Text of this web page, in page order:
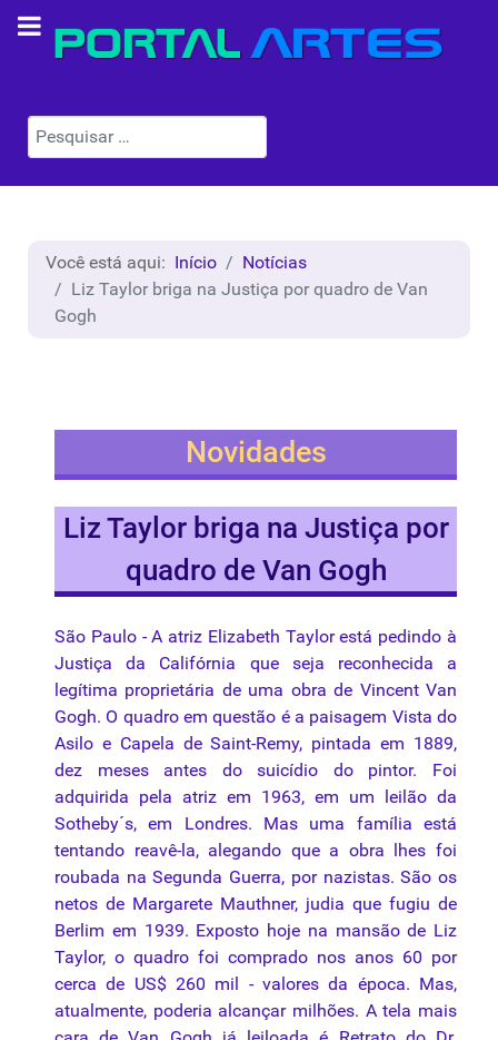
Pesquisar
Você está aqui: Início
Notícias
Liz Taylor briga na Justiça por quadro de Van
Gogh
Novidades
Liz Taylor briga na Justiça por
quadro de Van Gogh
São Paulo - A atriz Elizabeth Taylorestá pedindo à
Justiça
da Califórnia que seja reconhecida a
legítima proprietária de uma obra de Vincent Van
Gogh. O quadroemquestão éa paisagem Vista do
Asilo e Capela de Saint-Remy, pintada em 1889,
dez meses antes do suicídio do pintor. Foi
adquirida pela atriz em 1963, em um leilão da
Sotheby´s, em Londres. Mas uma famíliaestá
tentando reavê-la, alegando quea obra lhes foi
roubada na Segunda Guerra, por nazistas. São os
netos de Margarete Mauthner, judia que fugiu de
Berlim em 1939. Exposto hoje na mansão de Liz
Taylor, o quadro foi comprado nos anos 60 por
cerca de US$ 260 mil - valoresda época. Mas,
atualmente, poderia alcançar milhões. Atela mais